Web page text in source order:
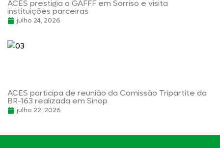
ACES prestigia o GAFFF em Sorriso e visita
instituições parceiras
julho 24, 2026
ACES participa de reunião da Comissão Tripartite da
BR-163 realizada em Sinop
julho 22, 2026